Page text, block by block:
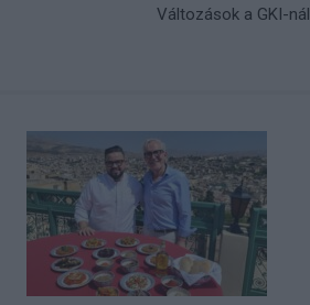
Változások a GKI-nál